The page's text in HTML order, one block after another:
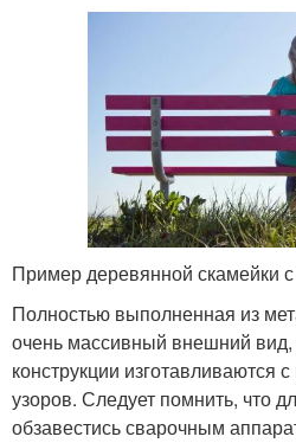
Пример деревянной скамейки
Полностью выполненная из
очень массивный внешний
конструкции изготавливаются
узоров. Следует помнить, что
обзавестись сварочным